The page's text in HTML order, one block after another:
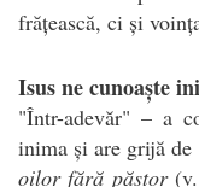
frățească, ci și
Isus ne cunoaște
"Într-adevăr" – a
inima și are grijă de
oilor fără păstor(v.